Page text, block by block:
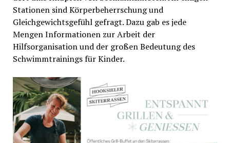
Stationen sind Körperbeherrschung und
Gleichgewichtsgefühl gefragt. Dazu gab es jede
Mengen Informationen zur Arbeit der
Hilfsorganisation und der großen Bedeutung des
Schwimmtrainings für Kinder.